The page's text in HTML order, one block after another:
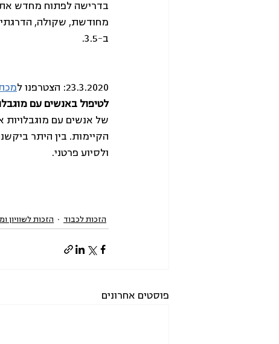
בדרישה לפתוח מחדש
מחודשת, שקולה,
ב-3.5.
23.3.2020: הצטרפנו ל
לטיפול באנשים עם
של אנשים עם מוגבלויות
הקיימות. בין היתר
ולסיוע פרטני.
הזכות לכבוד הזכות לשוויון
פוסטים אחרונים